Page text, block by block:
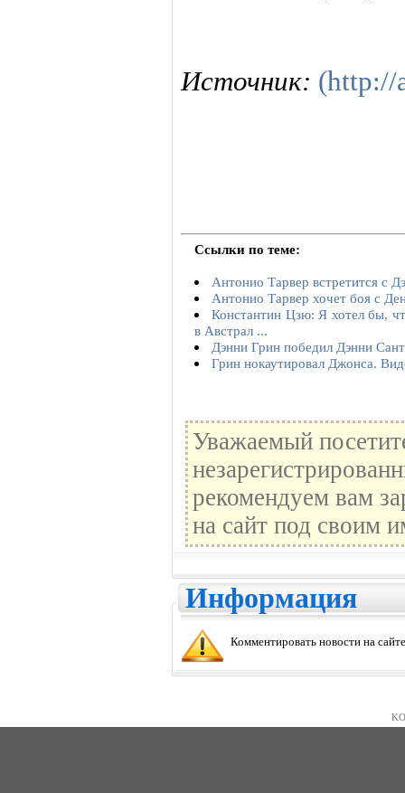
Источник: (http://
Ссылки по теме:
Антонио Тарвер встретится с
Антонио Тарвер хочет боя с
Константин Цзю: Я хотел бы,
в Австрал ...
Дэнни Грин победил Дэнни
Грин нокаутировал Джонса.
Уважаемый
рекомендуем вам
на сайт под своим
Информация
Комментировать новости на